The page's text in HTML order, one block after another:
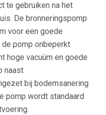
te gebruiken na het
De bronneringspomp
voor een goede
de pomp onbeperkt
hoge vacuüm en goede
naast
bij bodemsanering
pomp wordt standaard